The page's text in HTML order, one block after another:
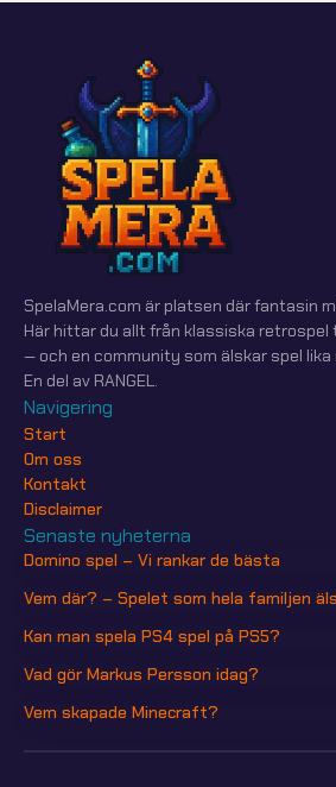
SpelaMera.com är platsen där fantasin
Här hittar du allt från klassiska
— och en community som älskar spel
En del av RANGEL.
Navigering
Start
Om oss
Kontakt
Disclaimer
Senaste nyheterna
Domino spel – Vi rankar de bästa
Vem där? – Spelet som hela familjen
Kan man spela PS4 spel på PS5?
Vad gör Markus Persson idag?
Vem skapade Minecraft?